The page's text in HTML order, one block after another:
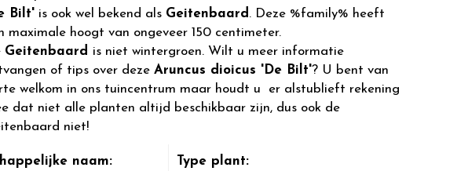
Bilt' is ook wel bekend als Geitenbaard . Deze %family% heeft
maximale hoogt van ongeveer 150 centimeter.
Geitenbaard is niet wintergroen. Wilt u meer informatie
of tips over deze Aruncus dioicus 'De Bilt'? U bent van
welkom in ons tuincentrum maar houdt u er alstublieft rekening
dat niet alle planten altijd beschikbaar zijn, dus ook de
niet!
naam:
Type plant: